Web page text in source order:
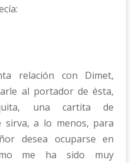
relación con Dimet,
al portador de ésta,
una cartita de
sirva, a lo menos, para
desea ocuparse en
me ha sido muy